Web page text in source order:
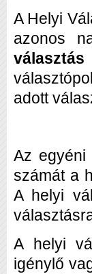
A Helyi
azonos
választás
adott
Az egyéni
számát a
A helyi
A helyi
igénylő